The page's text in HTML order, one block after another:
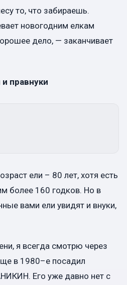
то, что забираешь.
новогодним елкам
дело, — заканчивает
правнуки
ели – 80 лет, хотя есть
более 160 годков. Но в
вами ели увидят и внуки,
я всегда смотрю через
в 1980–е посадил
Его уже давно нет с